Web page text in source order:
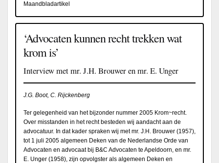
Maandbladartikel
‘Advocaten kunnen recht trekken wat
krom is’
Interview met mr. J.H. Brouwer en mr. E. Unger
J.G. Boot, C. Rijckenberg
Ter gelegenheid van het bijzonder nummer 2005 Krom~recht.
Over misstanden in het recht besteden wij aandacht aan de
advocatuur. In dat kader spraken wij met mr. J.H. Brouwer (1957),
tot 1 juli 2005 algemeen Deken van de Nederlandse Orde van
Advocaten en advocaat bij B&C Advocaten te Apeldoorn, en mr.
E. Unger (1958), zijn opvolgster als algemeen Deken en